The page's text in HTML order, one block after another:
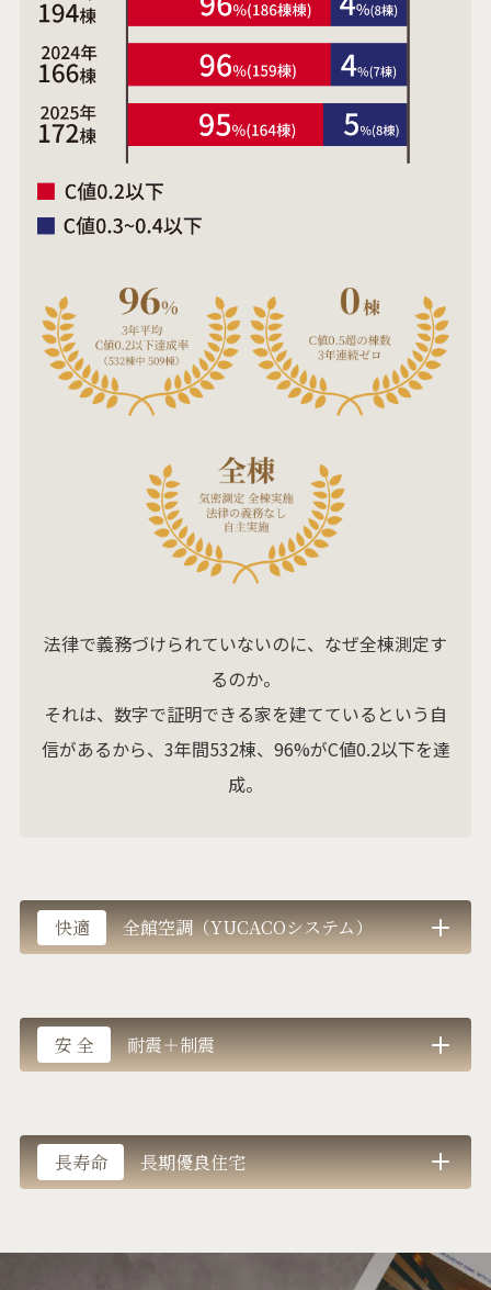
法律で義務づけられていないのに、なぜ全棟測定す
るのか。
それは、数字で証明できる家を建てているという自
信があるから、3年間532棟、96%がC値0.2以下を達
成。
快適 全館空調（YUCACOシステム）
安 全 耐震＋制震
長寿命 長期優良住宅